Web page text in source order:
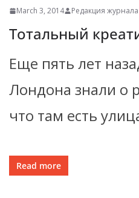
March 3, 2014 Редакция журнала
Тотальный
Еще пять лет
Лондона знали о
что там есть
Read more